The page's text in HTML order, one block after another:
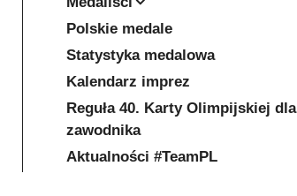
Polskie medale
Statystyka medalowa
Kalendarz imprez
Reguła 40. Karty Olimpijskiej dla
zawodnika
Aktualności #TeamPL